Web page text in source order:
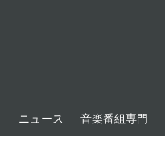
ニュース 音楽番組専門